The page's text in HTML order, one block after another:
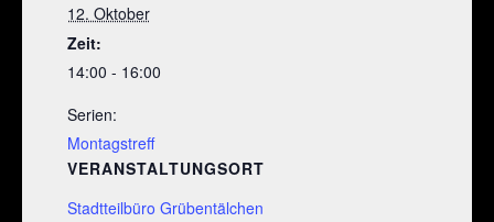
12. Oktober
Zeit:
14:00 - 16:00
Serien:
Montagstreff
VERANSTALTUNGSORT
Stadtteilbüro Grübentälchen